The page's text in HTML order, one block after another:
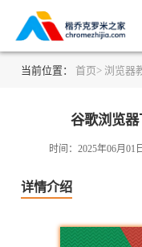
当前位置： 首页> 浏览器
谷歌浏览
时间：2025年06月01日
详情介绍